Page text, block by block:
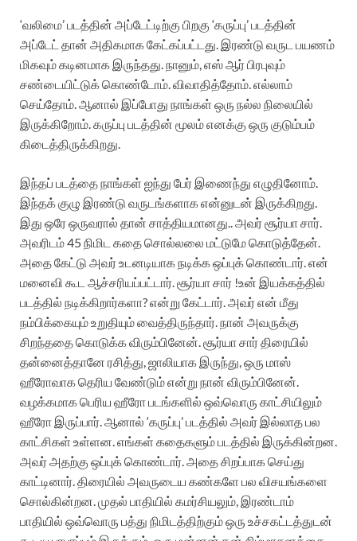
‘வலிமை’ படத்தின் அப்டேட்டிற்கு பிறகு ‘கருப்பு’ படத்தின்
அப்டேட் தான் அதிகமாக கேட்கப்பட்டது. இரண்டு வருட பயணம்
மிகவும் கடினமாக இருந்தது. நானும், எஸ் ஆர் பிரபுவும்
சண்டையிட்டுக் கொண்டோம். விவாதித்தோம். எல்லாம்
செய்தோம். ஆனால் இப்போது நாங்கள் ஒரு நல்ல நிலையில்
இருக்கிறோம். கருப்பு படத்தின் மூலம் எனக்கு ஒரு குடும்பம்
கிடைத்திருக்கிறது.‌
இந்தப் படத்தை நாங்கள் ஐந்து பேர் இணைந்து எழுதினோம்.
இந்தக் குழு இரண்டு வருடங்களாக என்னுடன் இருக்கிறது.
இது ஒரே ஒருவரால் தான் சாத்தியமானது.. அவர் சூர்யா சார்.
அவரிடம் 45 நிமிட கதை சொல்லலை மட்டுமே கொடுத்தேன்.
அதை கேட்டு அவர் உடனடியாக நடிக்க ஒப்புக் கொண்டார். என்
மனைவி கூட ஆச்சரியப்பட்டார். சூர்யா சார் !உன் இயக்கத்தில்
படத்தில் நடிக்கிறார்களா? என்று கேட்டார். அவர் என் மீது
நம்பிக்கையும் உறுதியும் வைத்திருந்தார். நான் அவருக்கு
சிறந்ததை கொடுக்க விரும்பினேன். சூர்யா சார் திரையில்
தன்னைத்தானே ரசித்து, ஜாலியாக இருந்து, ஒரு மாஸ்
ஹீரோவாக தெரிய வேண்டும் என்று நான் விரும்பினேன்.
வழக்கமாக பெரிய ஹீரோ படங்களில் ஒவ்வொரு காட்சியிலும்
ஹீரோ இருப்பார். ஆனால் ‘கருப்பு’ படத்தில் அவர் இல்லாத பல
காட்சிகள் உள்ளன. எங்கள் கதைகளும் படத்தில் இருக்கின்றன.
அவர் அதற்கு ஒப்புக் கொண்டார். அதை சிறப்பாக செய்து
காட்டினார். திரையில் அவருடைய கண்களே பல விசயங்களை
சொல்கின்றன. முதல் பாதியில் கமர்சியலும், இரண்டாம்
பாதியில் ஒவ்வொரு பத்து நிமிடத்திற்கும் ஒரு உச்சகட்டத்துடன்